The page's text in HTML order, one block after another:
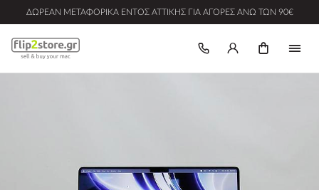
ΔΩΡΕΆΝ ΜΕΤΑΦΟΡΙΚΆ ΕΝΤΌΣ ΑΤΤΙΚΉΣ ΓΙΑ ΑΓΟΡΈΣ ΆΝΩ ΤΩΝ 90€